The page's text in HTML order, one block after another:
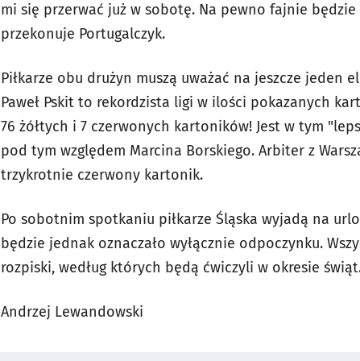
mi się przerwać już w sobotę. Na pewno fajnie
przekonuje Portugalczyk.
Piłkarze obu drużyn muszą uważać na jeszcze jeden
Paweł Pskit to rekordzista ligi w ilości pokazanych
76 żółtych i 7 czerwonych kartoników! Jest w tym
pod tym względem Marcina Borskiego. Arbiter z
trzykrotnie czerwony kartonik.
Po sobotnim spotkaniu piłkarze Śląska wyjadą na
będzie jednak oznaczało wyłącznie odpoczynku.
rozpiski, według których będą ćwiczyli w okresie
Andrzej Lewandowski